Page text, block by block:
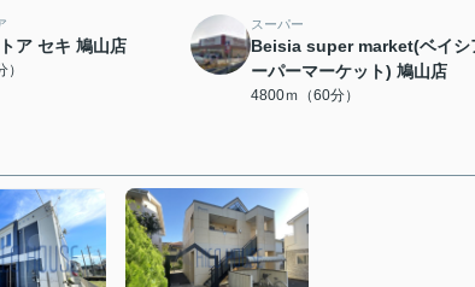
ア セキ 鳩山店
スーパー
Beisia super market(ベイシ
ーパーマーケット) 鳩山店
4800ｍ（60分）